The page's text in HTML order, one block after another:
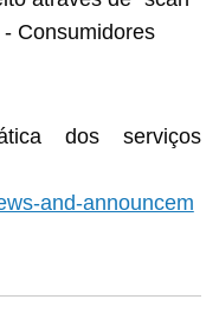
- Consumidores
dos serviços
and-announcem